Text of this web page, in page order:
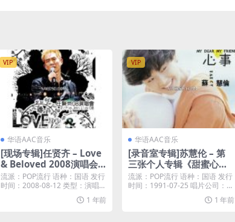
VIP
华语AAC音乐
[现场专辑]任贤齐 – Love
& Beloved 2008演唱会 [i
Tunes Plus M4A]
流派：POP流行 语种：国语 发行
时间：2008-08-12 类型：演唱会
1 年前
VIP
华语AAC音乐
[录音室专辑]苏慧伦 – 第
三张个人专辑《甜蜜心
事》(1991) [iTunes Plus
M4A]
流派：POP流行 语种：国语 发行
时间：1991-07-25 唱片公司：℗
1 年前